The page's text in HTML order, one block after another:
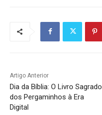
Artigo Anterior
Dia da Bíblia: O Livro Sagrado
dos Pergaminhos à Era
Digital